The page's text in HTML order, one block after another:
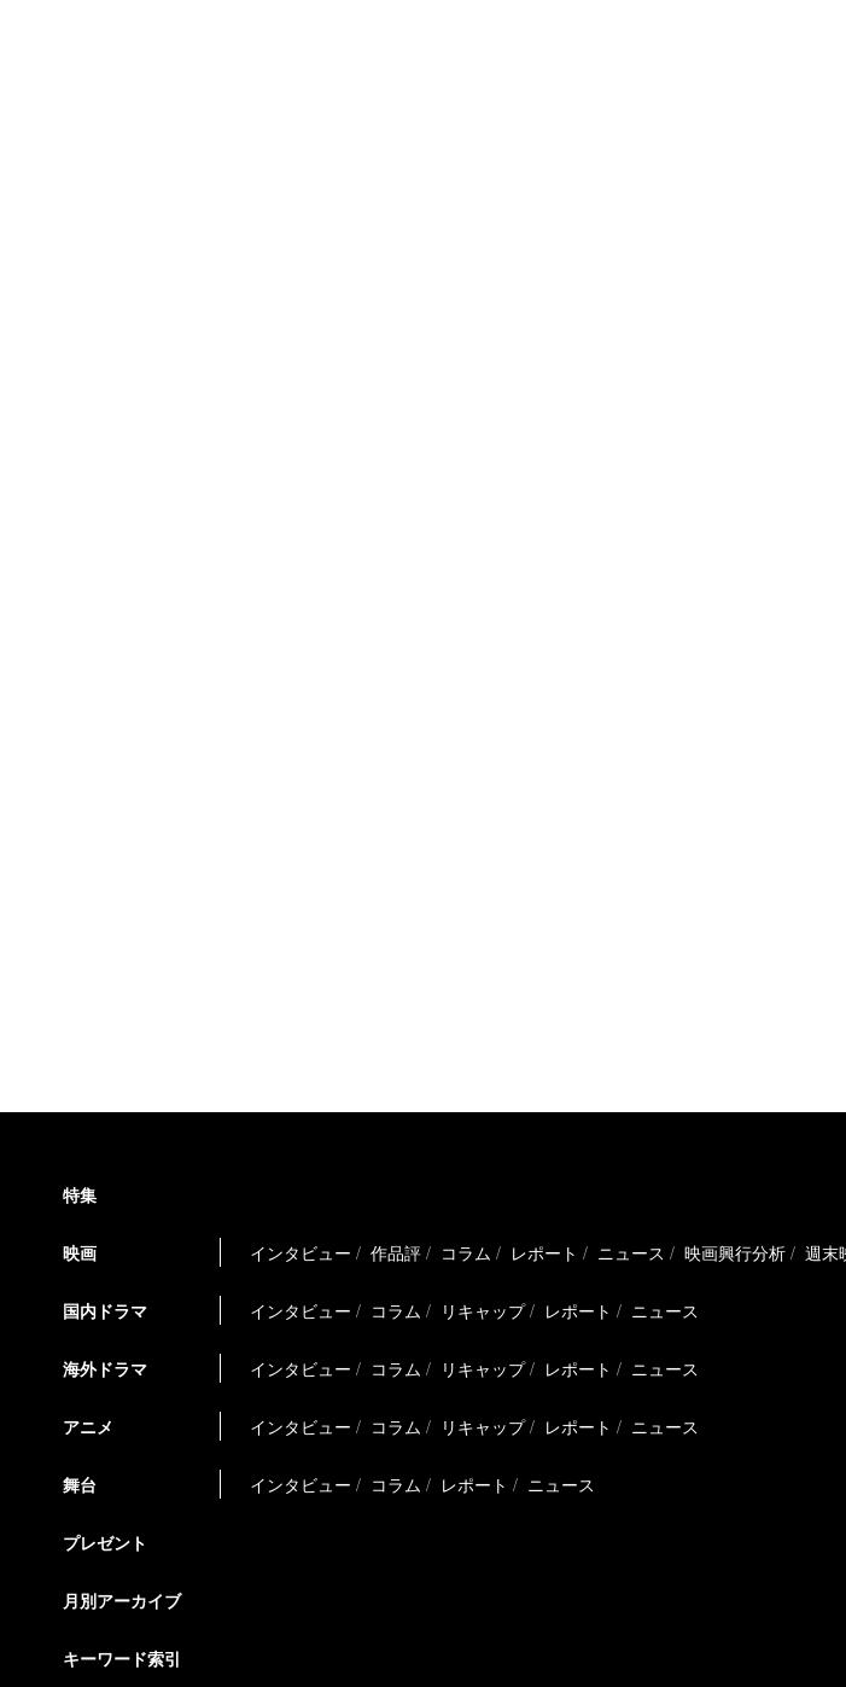
特集
映画 インタビュー 作品評 コラム レポート ニュース 映画興行分析 週末
国内ドラマ インタビュー コラム リキャップ レポート ニュース
海外ドラマ インタビュー コラム リキャップ レポート ニュース
アニメ インタビュー コラム リキャップ レポート ニュース
舞台 インタビュー コラム レポート ニュース
プレゼント
月別アーカイブ
キーワード索引